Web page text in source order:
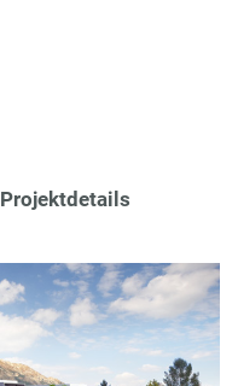
Projektdetails